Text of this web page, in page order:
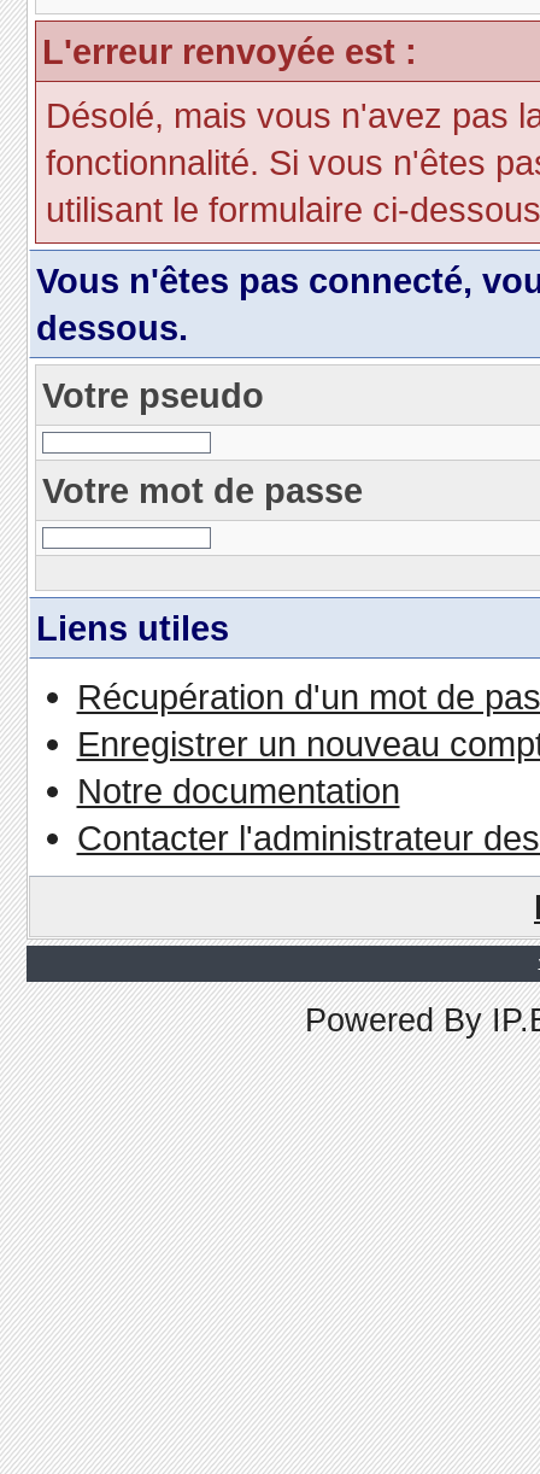
L'erreur renvoyée est :
Désolé, mais vous n'avez pas
fonctionnalité. Si vous n'êtes
utilisant le formulaire ci-
Vous n'êtes pas connecté,
dessous.
Votre pseudo
Votre mot de passe
Liens utiles
Récupération d'un mot de
Enregistrer un nouveau
Notre documentation
Contacter l'administrateur
Powered By